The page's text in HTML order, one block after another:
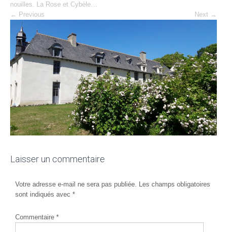
nouilles. La Rose et Cybèle…
← Previous Next →
Laisser un commentaire
Votre adresse e-mail ne sera pas publiée. Les champs obligatoires
sont indiqués avec *
Commentaire *